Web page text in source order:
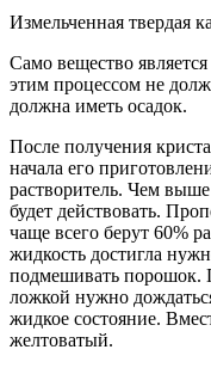
Измельченная твердая
Само вещество
этим процессом не
должна иметь осадок.
После получения
начала его
растворитель. Чем
будет действовать.
чаще всего берут 60%
жидкость достигла
подмешивать порошок.
ложкой нужно
жидкое состояние.
желтоватый.